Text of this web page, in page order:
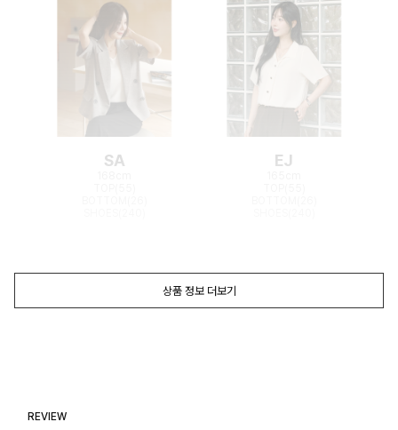
SA EJ
상품 정보 더보기
REVIEW